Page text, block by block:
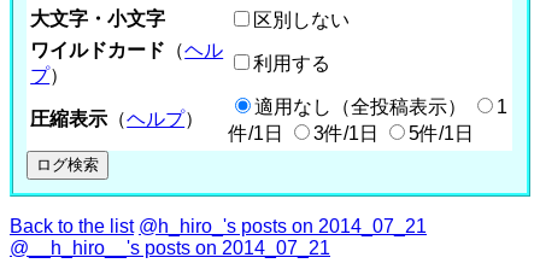
大文字・小文字
区別しない
ワイルドカード （ヘル
プ）
利用する
圧縮表示 （ヘルプ）
適用なし（全投稿表示）
1
件/1日
3件/1日 5件/1日
Back to the list @h_hiro_'s posts on 2014_07_21
@__h_hiro__'s posts on 2014_07_21